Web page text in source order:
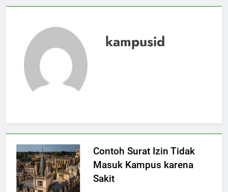
kampusid
Contoh Surat Izin Tidak
Masuk Kampus karena
Sakit